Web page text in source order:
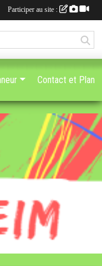
Contact et Plan
Participer au site :